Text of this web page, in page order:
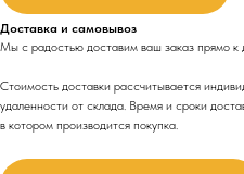
Доставка и самовывоз
Мы с радостью доставим ваш заказ прямо к
Стоимость доставки рассчитывается
удаленности от склада. Время и сроки
в котором производится покупка.